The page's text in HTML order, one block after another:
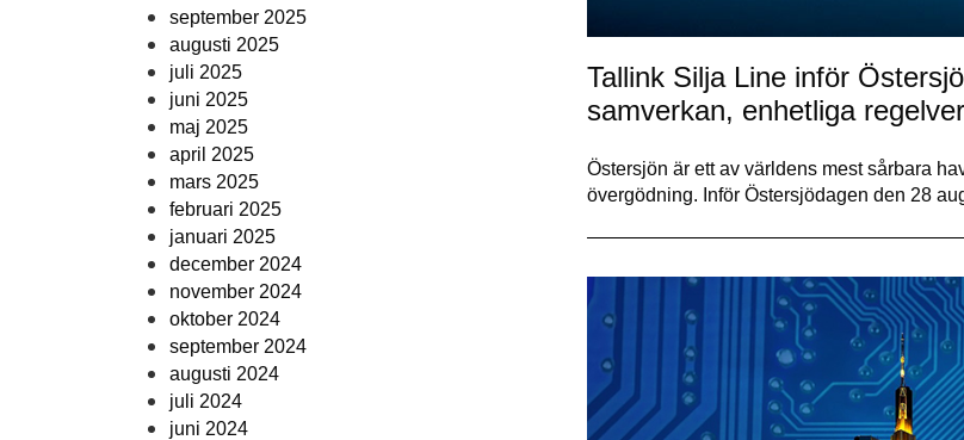
september 2025
augusti 2025
juli 2025
juni 2025
maj 2025
april 2025
mars 2025
februari 2025
januari 2025
december 2024
november 2024
oktober 2024
september 2024
augusti 2024
juli 2024
juni 2024
Tallink Silja Line inför
samverkan, enhetliga
Östersjön är ett av världens mest sårbara
övergödning. Inför Östersjödagen den 28